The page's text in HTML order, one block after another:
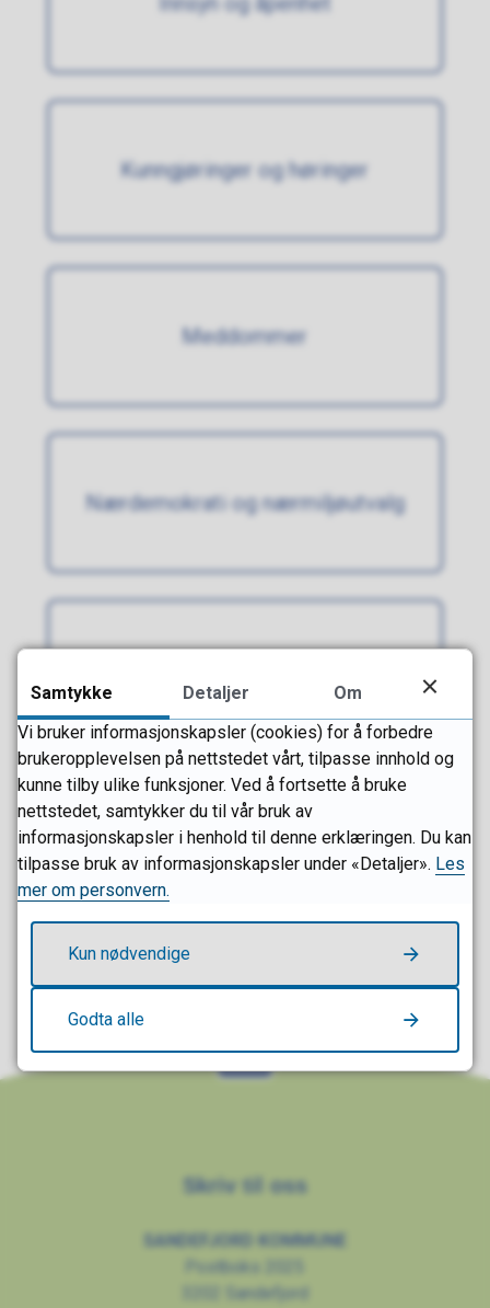
Kunngjøringer og høringer
Meddommer
Nærdemokrati og nærmiljøutvalg
Tilskudd
Skriv til oss
SANDEFJORD KOMMUNE
Postboks 2025
3202 Sandefjord
Samtykke Detaljer
Om
Vi bruker informasjonskapsler (cookies) for å forbedre
brukeropplevelsen på nettstedet vårt, tilpasse innhold og
kunne tilby ulike funksjoner. Ved å fortsette å bruke
nettstedet, samtykker du til vår bruk av
informasjonskapsler i henhold til denne erklæringen. Du kan
tilpasse bruk av informasjonskapsler under «Detaljer». Les
mer om personvern.
Kun nødvendige
Godta alle